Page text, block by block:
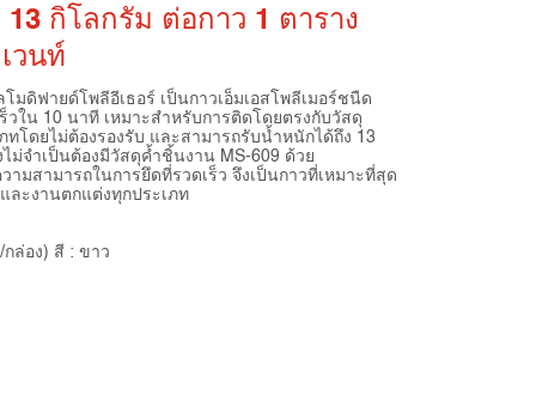
กิโลกรัม ต่อกาว 1 ตาราง
วนท์
มดิฟายด์โพลีอีเธอร์ เป็นกาวเอ็มเอสโพลีเมอร์ชนืด
วใน 10 นาที เหมาะสำหรับการติดโดยตรงกับวัสดุ
โดยไม่ต้องรองรับ และสามารถรับน้ำหนักได้ถึง 13
ม่จำเป็นต้องมีวัสดุค้ำชิ้นงาน MS-609 ด้วย
มสามารถในการยึดที่รวดเร็ว จึงเป็นกาวที่เหมาะที่สุด
ละงานตกแต่งทุกประเภท
ล่อง) สี : ขาว